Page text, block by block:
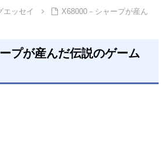
エッセイ
X68000－シャープが産ん
プが産んだ伝説のゲーム